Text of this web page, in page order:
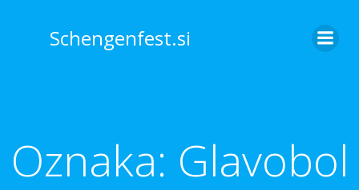
to
content
Schengenfest.si
Oznaka: Glavobol